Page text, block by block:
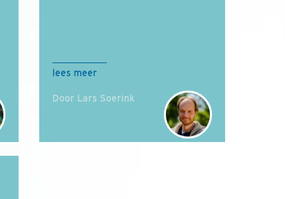
lees meer
Door Lars Soerink